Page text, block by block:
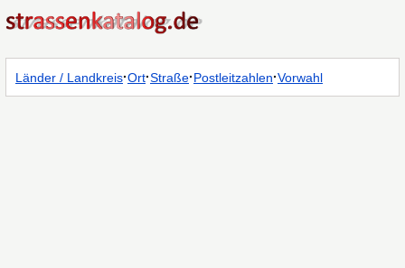
Länder / Landkreis·Ort·Straße·Postleitzahlen·Vorwahl